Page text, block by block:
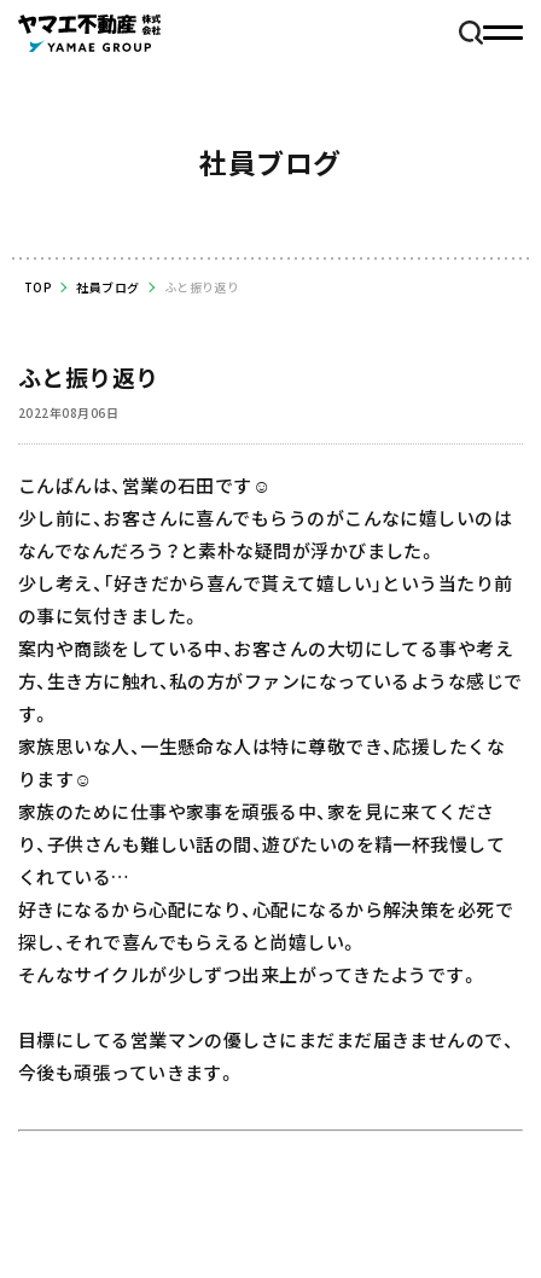
社員ブログ
TOP 社員ブログ ふと振り返り
ふと振り返り
2022年08月06日
こんばんは、営業の石田です☺️
少し前に、お客さんに喜んでもらうのがこんなに嬉しいのは
なんでなんだろう？と素朴な疑問が浮かびました。
少し考え、「好きだから喜んで貰えて嬉しい」という当たり前
の事に気付きました。
案内や商談をしている中、お客さんの大切にしてる事や考え
方、生き方に触れ、私の方がファンになっているような感じで
す。
家族思いな人、一生懸命な人は特に尊敬でき、応援したくな
ります☺️
家族のために仕事や家事を頑張る中、家を見に来てくださ
り、子供さんも難しい話の間、遊びたいのを精一杯我慢して
くれている…
好きになるから心配になり、心配になるから解決策を必死で
探し、それで喜んでもらえると尚嬉しい。
そんなサイクルが少しずつ出来上がってきたようです。
目標にしてる営業マンの優しさにまだまだ届きませんので、
今後も頑張っていきます。